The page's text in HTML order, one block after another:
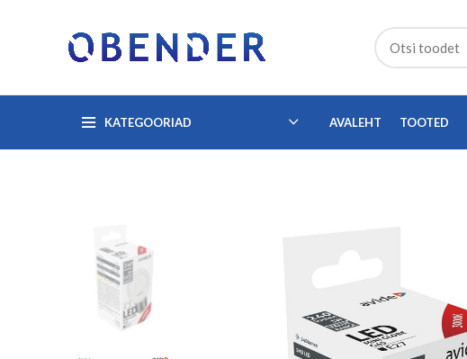
KATEGOORIAD AVALEHT TOOTED